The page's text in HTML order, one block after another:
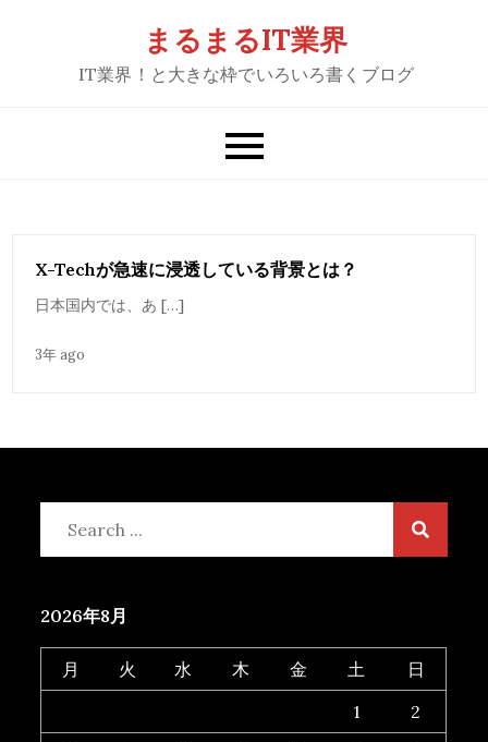
まるまるIT業界
IT業界！と大きな枠でいろいろ書くブログ
X-Techが急速に浸透している背景とは？
日本国内では、あ […]
3年 ago
2026年8月
月 火 水 木 金 土
日
1
2